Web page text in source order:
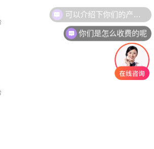
可以介绍下你们的产品么
你们是怎么收费的呢